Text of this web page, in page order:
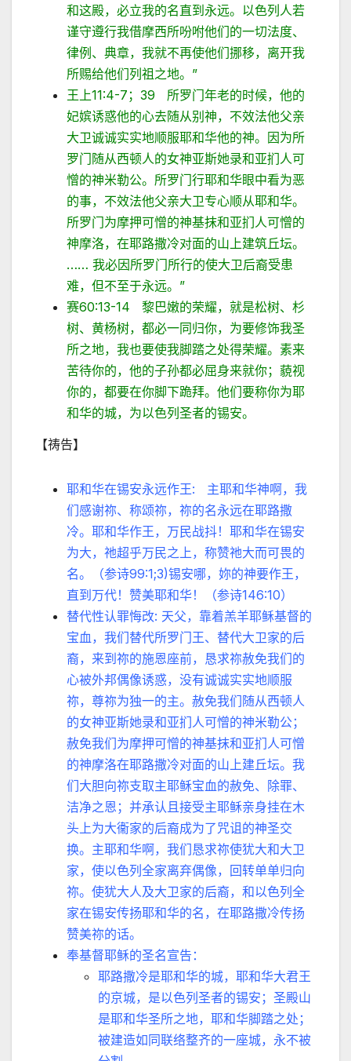
和这殿，必立我的名直到永远。以色列人若
谨守遵行我借摩西所吩咐他们的一切法度、
律例、典章，我就不再使他们挪移，离开我
所赐给他们列祖之地。”
王上11:4-7；39 所罗门年老的时候，他的
妃嫔诱惑他的心去随从别神，不效法他父亲
大卫诚诚实实地顺服耶和华他的神。因为所
罗门随从西顿人的女神亚斯她录和亚扪人可
憎的神米勒公。所罗门行耶和华眼中看为恶
的事，不效法他父亲大卫专心顺从耶和华。
所罗门为摩押可憎的神基抹和亚扪人可憎的
神摩洛，在耶路撒冷对面的山上建筑丘坛。
…… 我必因所罗门所行的使大卫后裔受患
难，但不至于永远。”
赛60:13-14 黎巴嫩的荣耀，就是松树、杉
树、黄杨树，都必一同归你，为要修饰我圣
所之地，我也要使我脚踏之处得荣耀。素来
苦待你的，他的子孙都必屈身来就你；藐视
你的，都要在你脚下跪拜。他们要称你为耶
和华的城，为以色列圣者的锡安。
【祷告】
耶和华在锡安永远作王: 主耶和华神啊，我
们感谢祢、称颂祢，祢的名永远在耶路撒
冷。耶和华作王，万民战抖！耶和华在锡安
为大，祂超乎万民之上，称赞祂大而可畏的
名。（参诗99:1;3)锡安哪，妳的神要作王，
直到万代！赞美耶和华！（参诗146:10）
替代性认罪悔改: 天父，靠着羔羊耶稣基督的
宝血，我们替代所罗门王、替代大卫家的后
裔，来到祢的施恩座前，恳求祢赦免我们的
心被外邦偶像诱惑，没有诚诚实实地顺服
祢，尊祢为独一的主。赦免我们随从西顿人
的女神亚斯她录和亚扪人可憎的神米勒公；
赦免我们为摩押可憎的神基抹和亚扪人可憎
的神摩洛在耶路撒冷对面的山上建丘坛。我
们大胆向祢支取主耶稣宝血的赦免、除罪、
洁净之恩；并承认且接受主耶稣亲身挂在木
头上为大衞家的后裔成为了咒诅的神圣交
换。主耶和华啊，我们恳求祢使犹大和大卫
家，使以色列全家离弃偶像，回转单单归向
祢。使犹大人及大卫家的后裔，和以色列全
家在锡安传扬耶和华的名，在耶路撒冷传扬
赞美祢的话。
奉基督耶稣的圣名宣告：
耶路撒冷是耶和华的城，耶和华大君王
的京城，是以色列圣者的锡安；圣殿山
是耶和华圣所之地，耶和华脚踏之处；
被建造如同联络整齐的一座城，永不被